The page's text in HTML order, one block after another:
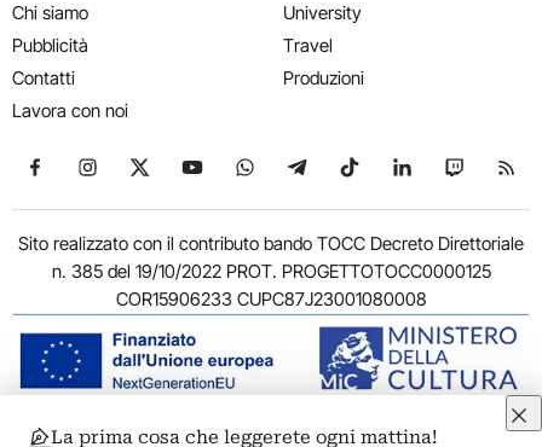
Chi siamo
Pubblicità
Contatti
Lavora con noi
University
Travel
Produzioni
Seguici su Facebook
Seguici su Instagram
Seguici su X
Seguici su YouTube
Seguici su WhatsApp
Seguici su Telegram
Seguici su TikTok
Seguici su
Seguici
Sito realizzato con il contributo bando TOCC Decreto Direttoriale
n. 385 del 19/10/2022 PROT. PROGETTOTOCC0000125
COR15906233 CUPC87J23001080008
La prima cosa che leggerete ogni mattina!